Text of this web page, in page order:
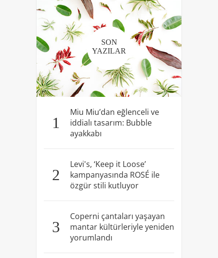
SON
YAZILAR
1
Miu Miu’dan eğlenceli ve
iddialı tasarım: Bubble
ayakkabı
2
Levi's, ‘Keep it Loose’
kampanyasında ROSÉ ile
özgür stili kutluyor
3
Coperni çantaları yaşayan
mantar kültürleriyle yeniden
yorumlandı